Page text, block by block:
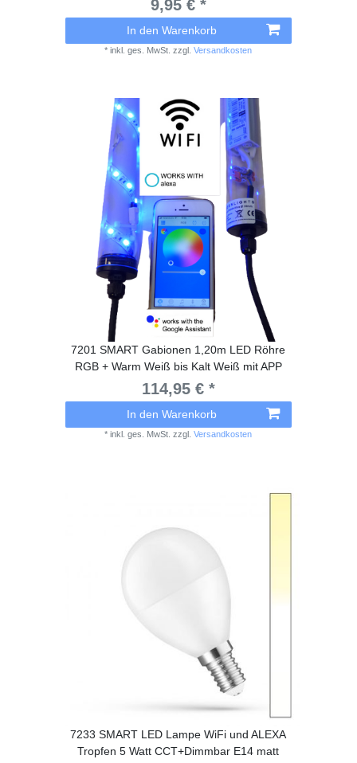
9,95 € *
In den Warenkorb
*inkl. ges. MwSt. zzgl.Versandkosten
7201 SMART Gabionen 1,20m LED Röhre
RGB + Warm Weiß bis Kalt Weiß mit APP
114,95 € *
In den Warenkorb
*inkl. ges. MwSt. zzgl.Versandkosten
7233 SMART LED Lampe WiFi und ALEXA
Tropfen 5 Watt CCT+Dimmbar E14 matt